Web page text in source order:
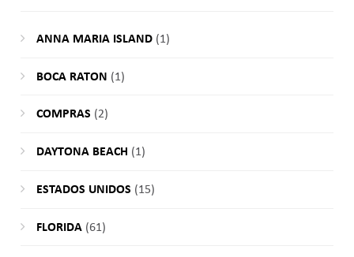
ANNA MARIA ISLAND(1)
BOCA RATON (1)
COMPRAS (2)
DAYTONA BEACH (1)
ESTADOS UNIDOS (15)
FLORIDA(61)